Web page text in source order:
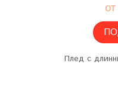
Плед с